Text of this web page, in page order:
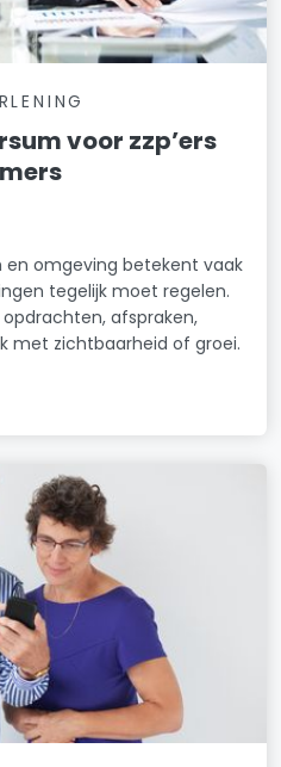
voor zzp’ers
en omgeving betekent vaak
tegelijk moet regelen.
afspraken,
met zichtbaarheid of groei.